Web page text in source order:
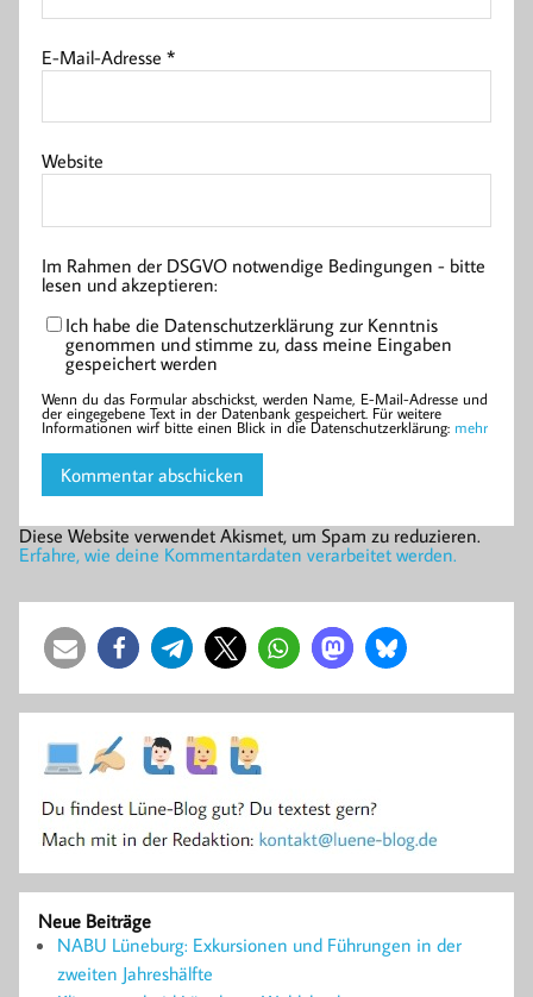
E-Mail-Adresse*
Website
Im Rahmen der DSGVO notwendige Bedingungen - bitte
lesen und akzeptieren:
Ich habe die Datenschutzerklärung zur Kenntnis
genommen und stimme zu, dass meine Eingaben
gespeichert werden
Wenn du das Formular abschickst, werden Name, E-Mail-Adresse und
der eingegebene Text in der Datenbank gespeichert. Für weitere
Informationen wirf bitte einen Blick in die Datenschutzerklärung: mehr
Diese Website verwendet Akismet, um Spam zu reduzieren.
Erfahre, wie deine Kommentardaten verarbeitet werden.
Neue Beiträge
NABU Lüneburg: Exkursionen und Führungen in der
zweiten Jahreshälfte